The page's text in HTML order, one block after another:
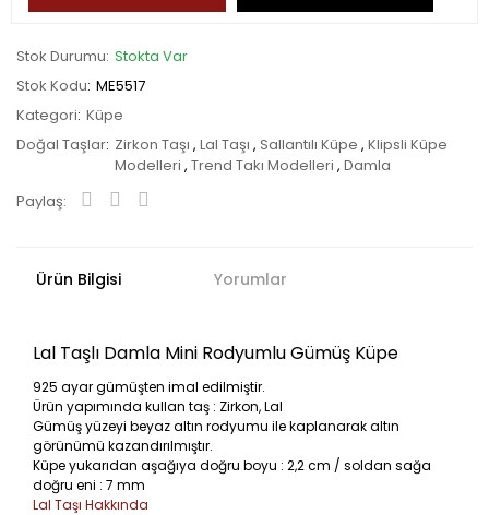
Stok Durumu Stokta Var
Stok Kodu ME5517
Kategori Küpe
Doğal Taşlar Zirkon Taşı , Lal Taşı , Sallantılı Küpe , Klipsli Küpe
Modelleri , Trend Takı Modelleri , Damla
Paylaş:
Ürün Bilgisi Yorumlar
Lal Taşlı Damla Mini Rodyumlu Gümüş Küpe
925 ayar gümüşten imal edilmiştir.
Ürün yapımında kullan taş : Zirkon, Lal
Gümüş yüzeyi beyaz altın rodyumu ile kaplanarak altın
görünümü kazandırılmıştır.
Küpe yukarıdan aşağıya doğru boyu : 2,2 cm / soldan sağa
doğru eni : 7 mm
Lal Taşı Hakkında